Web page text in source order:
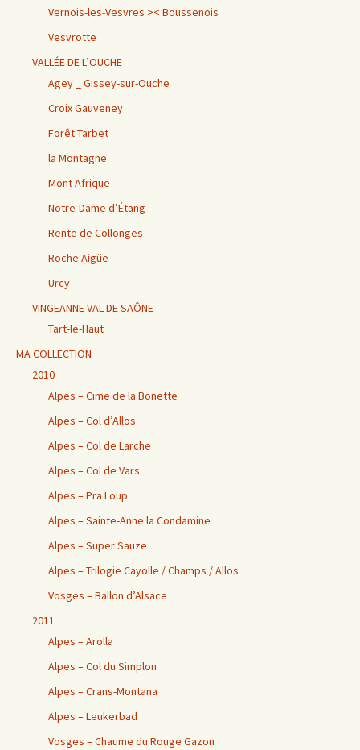
Vernois-les-Vesvres >< Boussenois
Vesvrotte
VALLÉE DE L’OUCHE
Agey _ Gissey-sur-Ouche
Croix Gauveney
Forêt Tarbet
la Montagne
Mont Afrique
Notre-Dame d’Étang
Rente de Collonges
Roche Aigüe
Urcy
VINGEANNE VAL DE SAÔNE
Tart-le-Haut
MA COLLECTION
2010
Alpes – Cime de la Bonette
Alpes – Col d’Allos
Alpes – Col de Larche
Alpes – Col de Vars
Alpes – Pra Loup
Alpes – Sainte-Anne la Condamine
Alpes – Super Sauze
Alpes – Trilogie Cayolle / Champs / Allos
Vosges – Ballon d’Alsace
2011
Alpes – Arolla
Alpes – Col du Simplon
Alpes – Crans-Montana
Alpes – Leukerbad
Vosges – Chaume du Rouge Gazon